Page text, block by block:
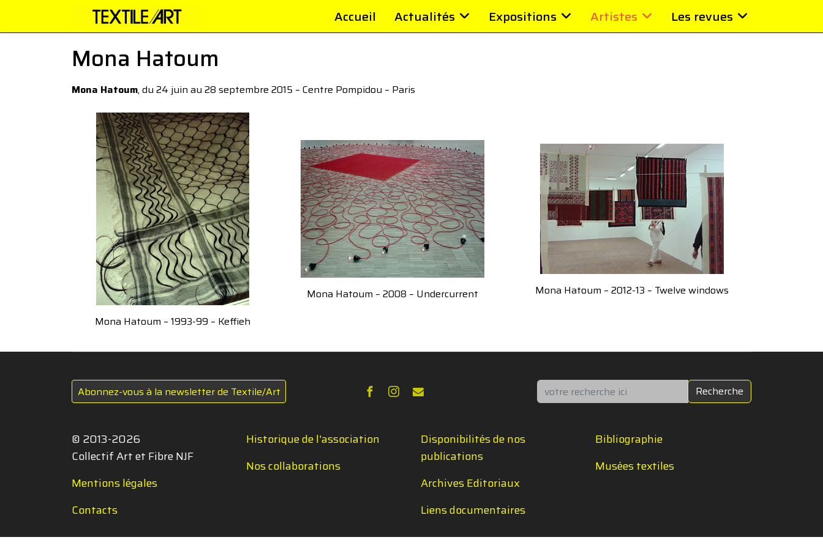
Accueil Actualités Expositions Artistes Les revues
Mona Hatoum
Mona Hatoum, du 24 juin au 28 septembre 2015 – Centre Pompidou – Paris
Mona Hatoum – 1993-99 – Keffieh
Mona Hatoum – 2008 – Undercurrent Mona Hatoum – 2012-13 – Twelve windows
Abonnez-vous à la newsletter de Textile/Art Rechercher Recherche
© 2013-2026
Collectif Art et Fibre NJF
Mentions légales
Contacts
Historique de l'association
Nos collaborations
Disponibilités de nos
publications
Archives Editoriaux
Liens documentaires
Bibliographie
Musées textiles